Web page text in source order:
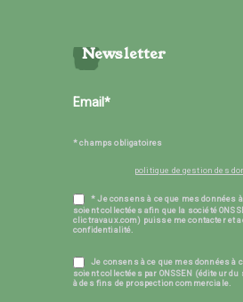
Newsletter
* champs obligatoires
politique de gestion des
* Je consens à ce que mes données
soient collectées afin que la société
clictravaux.com) puisse me contacter et
confidentialité.
Je consens à ce que mes données à
soient collectées par ONSSEN (éditeur
à des fins de prospection commerciale.